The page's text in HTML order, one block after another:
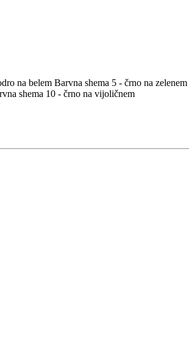
na belem Barvna shema 5 - črno na zelenem
shema 10 - črno na vijoličnem